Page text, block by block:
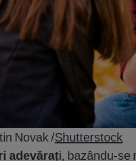
Novak /Shutterstock
adevărați, bazându-se